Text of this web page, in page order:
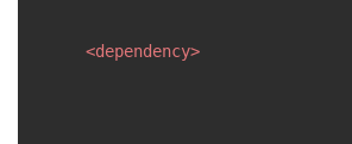
<dependency>